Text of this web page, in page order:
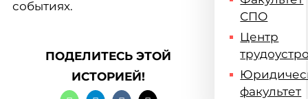
событиях.
ПОДЕЛИТЕСЬ ЭТОЙ
ИСТОРИЕЙ!
СПО
Центр
факультет